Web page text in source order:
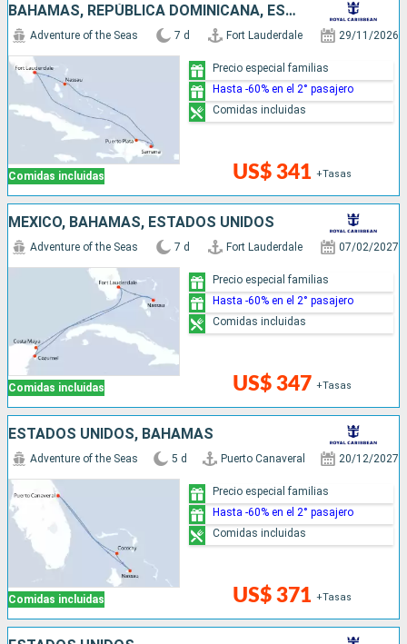
BAHAMAS, REPÚBLICA DOMINICANA, ESTADOS UNIDOS
Comidas incluidas
Adventure of the Seas 7 d Fort Lauderdale 29/11/2026
US$ 341 +Tasas
Precio especial familias
Hasta -60% en el 2° pasajero
Comidas incluidas
MÉXICO, BAHAMAS, ESTADOS UNIDOS
Comidas incluidas
Adventure of the Seas 7 d Fort Lauderdale 07/02/2027
US$ 347 +Tasas
Precio especial familias
Hasta -60% en el 2° pasajero
Comidas incluidas
ESTADOS UNIDOS, BAHAMAS
Comidas incluidas
Adventure of the Seas 5 d Puerto Canaveral 20/12/2027
US$ 371 +Tasas
Precio especial familias
Hasta -60% en el 2° pasajero
Comidas incluidas